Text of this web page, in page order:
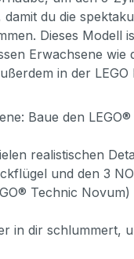
du die
Dieses
Erwachsene
in der
Baue den
realistischen
und den 3
Technic
in dir schlummert,